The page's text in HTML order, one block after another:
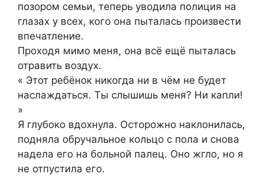
позором семьи, теперь уводила полиция на
глазах у всех, кого она пыталась произвести
впечатление.
Проходя мимо меня, она всё ещё пыталась
отравить воздух.
« Этот ребёнок никогда ни в чём не будет
наслаждаться. Ты слышишь меня? Ни капли!
»
Я глубоко вдохнула. Осторожно наклонилась,
подняла обручальное кольцо с пола и снова
надела его на больной палец. Оно жгло, но я
не отпустила его.